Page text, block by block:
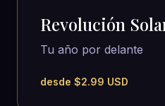
Revolución
Tu año por delante
desde $2.99 USD